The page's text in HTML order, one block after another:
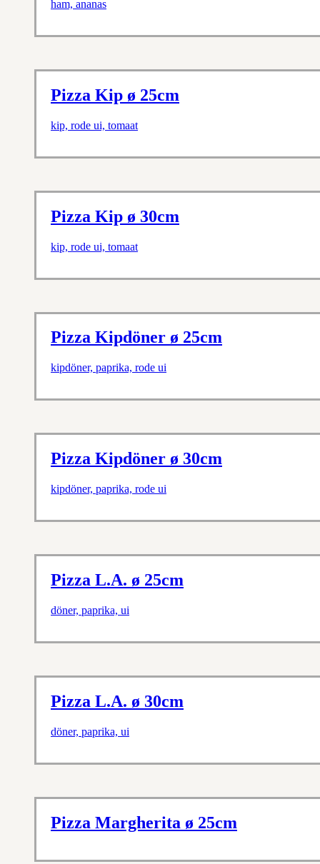
ham, ananas
Pizza Kip ø 25cm
kip, rode ui, tomaat
Pizza Kip ø 30cm
kip, rode ui, tomaat
Pizza Kipdöner ø 25cm
kipdöner, paprika, rode ui
Pizza Kipdöner ø 30cm
kipdöner, paprika, rode ui
Pizza L.A. ø 25cm
döner, paprika, ui
Pizza L.A. ø 30cm
döner, paprika, ui
Pizza Margherita ø 25cm